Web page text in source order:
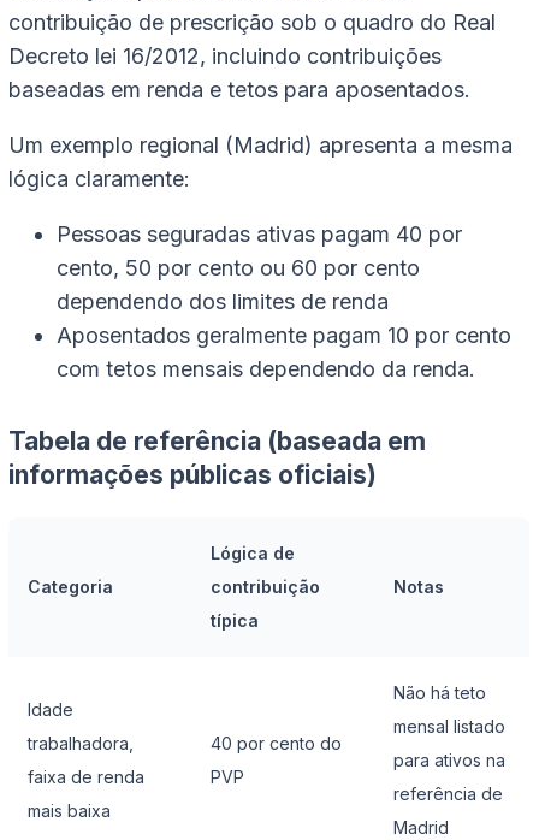
contribuição de prescrição sob o quadro do Real
Decreto lei 16/2012, incluindo contribuições
baseadas em renda e tetos para aposentados.
Um exemplo regional (Madrid) apresenta a mesma
lógica claramente:
Pessoas seguradas ativas pagam 40 por
cento, 50 por cento ou 60 por cento
dependendo dos limites de renda
Aposentados geralmente pagam 10 por cento
com tetos mensais dependendo da renda.
Tabela de referência (baseada em
informações públicas oficiais)
Categoria
Lógica de
contribuição
típica
Notas
Idade
trabalhadora,
faixa de renda
mais baixa
40 por cento do
PVP
Não há teto
mensal listado
para ativos na
referência de
Madrid